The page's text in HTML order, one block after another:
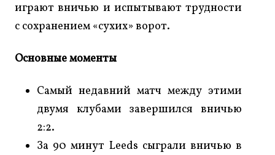
играют вничью и испытывают трудности
с сохранением «сухих» ворот.
Основные моменты
Самый недавний матч между этими
двумя клубами завершился вничью
2:2.
За 90 минут Leeds сыграли вничью в